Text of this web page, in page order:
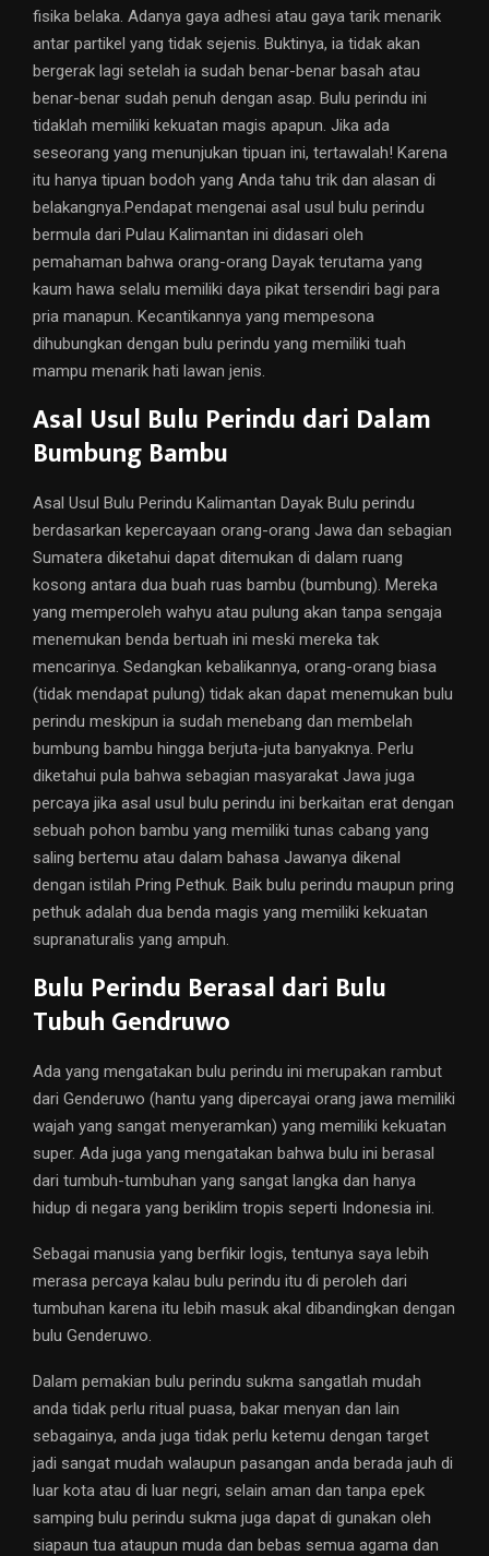
fisika belaka. Adanya gaya adhesi atau gaya tarik menarik
antar partikel yang tidak sejenis. Buktinya, ia tidak akan
bergerak lagi setelah ia sudah benar-benar basah atau
benar-benar sudah penuh dengan asap. Bulu perindu ini
tidaklah memiliki kekuatan magis apapun. Jika ada
seseorang yang menunjukan tipuan ini, tertawalah! Karena
itu hanya tipuan bodoh yang Anda tahu trik dan alasan di
belakangnya.Pendapat mengenai asal usul bulu perindu
bermula dari Pulau Kalimantan ini didasari oleh
pemahaman bahwa orang-orang Dayak terutama yang
kaum hawa selalu memiliki daya pikat tersendiri bagi para
pria manapun. Kecantikannya yang mempesona
dihubungkan dengan bulu perindu yang memiliki tuah
mampu menarik hati lawan jenis.
Asal Usul Bulu Perindu dari Dalam
Bumbung Bambu
Asal Usul Bulu Perindu Kalimantan Dayak Bulu perindu
berdasarkan kepercayaan orang-orang Jawa dan sebagian
Sumatera diketahui dapat ditemukan di dalam ruang
kosong antara dua buah ruas bambu (bumbung). Mereka
yang memperoleh wahyu atau pulung akan tanpa sengaja
menemukan benda bertuah ini meski mereka tak
mencarinya. Sedangkan kebalikannya, orang-orang biasa
(tidak mendapat pulung) tidak akan dapat menemukan bulu
perindu meskipun ia sudah menebang dan membelah
bumbung bambu hingga berjuta-juta banyaknya. Perlu
diketahui pula bahwa sebagian masyarakat Jawa juga
percaya jika asal usul bulu perindu ini berkaitan erat dengan
sebuah pohon bambu yang memiliki tunas cabang yang
saling bertemu atau dalam bahasa Jawanya dikenal
dengan istilah Pring Pethuk. Baik bulu perindu maupun pring
pethuk adalah dua benda magis yang memiliki kekuatan
supranaturalis yang ampuh.
Bulu Perindu Berasal dari Bulu
Tubuh Gendruwo
Ada yang mengatakan bulu perindu ini merupakan rambut
dari Genderuwo (hantu yang dipercayai orang jawa memiliki
wajah yang sangat menyeramkan) yang memiliki kekuatan
super. Ada juga yang mengatakan bahwa bulu ini berasal
dari tumbuh-tumbuhan yang sangat langka dan hanya
hidup di negara yang beriklim tropis seperti Indonesia ini.
Sebagai manusia yang berfikir logis, tentunya saya lebih
merasa percaya kalau bulu perindu itu di peroleh dari
tumbuhan karena itu lebih masuk akal dibandingkan dengan
bulu Genderuwo.
Dalam pemakian bulu perindu sukma sangatlah mudah
anda tidak perlu ritual puasa, bakar menyan dan lain
sebagainya, anda juga tidak perlu ketemu dengan target
jadi sangat mudah walaupun pasangan anda berada jauh di
luar kota atau di luar negri, selain aman dan tanpa epek
samping bulu perindu sukma juga dapat di gunakan oleh
siapaun tua ataupun muda dan bebas semua agama dan